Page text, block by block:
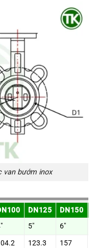
van bướm inox
DN125 DN150
5″ 6″
123.3 157